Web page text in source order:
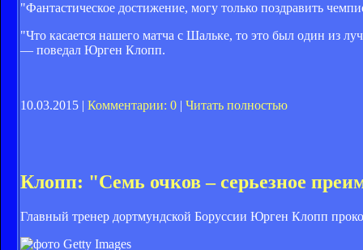
"Фантастическое достижение, могу только поздравить
"Что касается нашего матча с Шальке, то это был один из
— поведал Юрген Клопп.
10.03.2015 | Комментарии: 0 | Читать полностью
Клопп: "Семь очков – серьезное
Главный тренер дортмундской Боруссии Юрген Клопп